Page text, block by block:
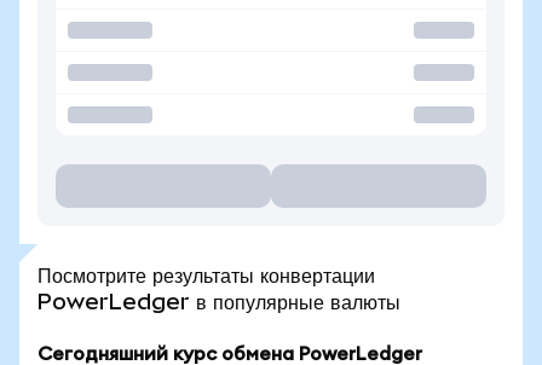
Посмотрите результаты конвертации
PowerLedger в популярные валюты
Сегодняшний курс обмена PowerLedger